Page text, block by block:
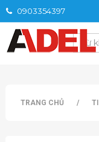
0903354397
TRANG CHỦ /